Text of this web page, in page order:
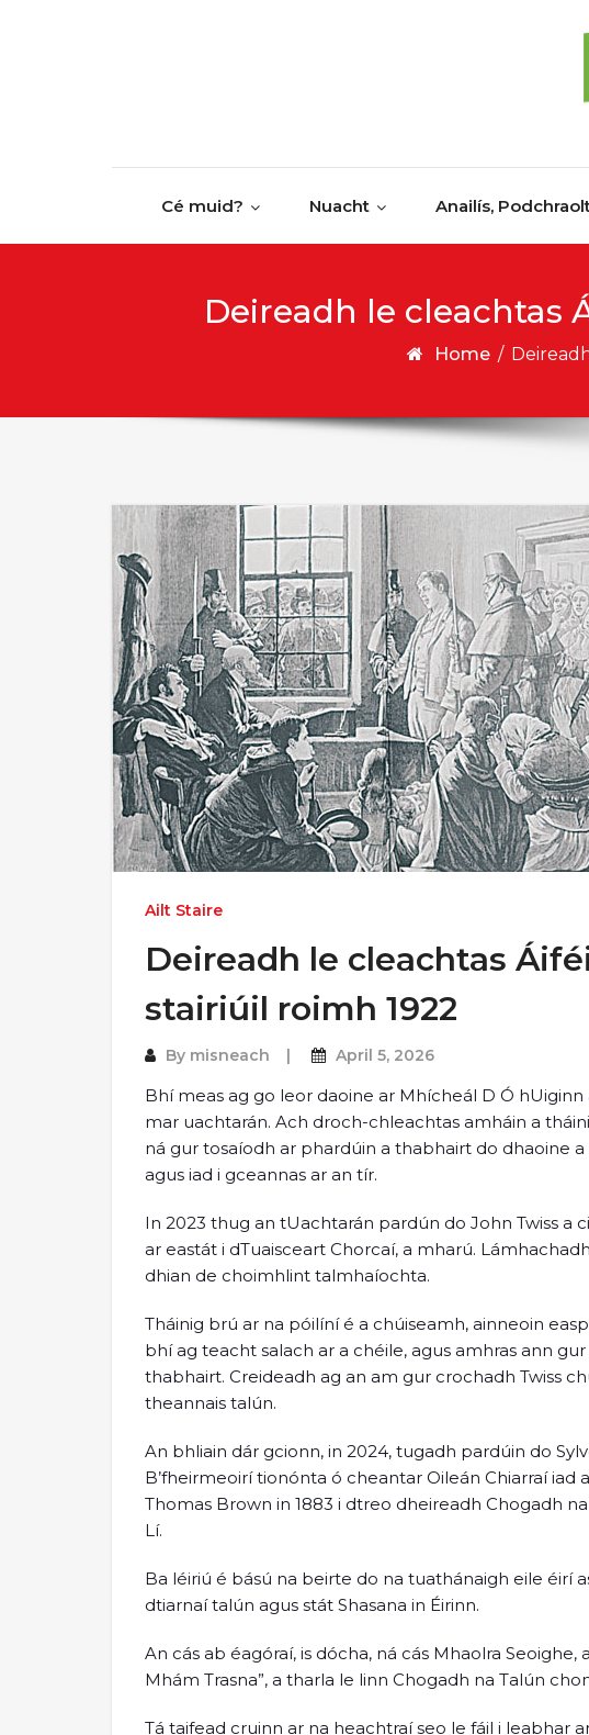
Cé muid? Nuacht Anailís,
Deireadh le cleachtas
Home /
Ailt Staire
Deireadh le cleachtas
stairiúil roimh 1922
By misneach April 5, 2026
Bhí meas ag go leor daoine ar Mhícheál D Ó
mar uachtarán. Ach droch-chleachtas amháin a
ná gur tosaíodh ar phardúin a thabhairt do dhaoine
agus iad i gceannas ar an tír.
In 2023 thug an tUachtarán pardún do John Twiss a
ar eastát i dTuaisceart Chorcaí, a mharú.
dhian de choimhlint talmhaíochta.
Tháinig brú ar na póilíní é a chúiseamh, ainneoin
bhí ag teacht salach ar a chéile, agus amhras ann
thabhairt. Creideadh ag an am gur crochadh Twiss
theannais talún.
An bhliain dár gcionn, in 2024, tugadh pardúin do
B’fheirmeoirí tionónta ó cheantar Oileán Chiarraí iad
Thomas Brown in 1883 i dtreo dheireadh Chogadh
Lí.
Ba léiriú é bású na beirte do na tuathánaigh eile éirí
dtiarnaí talún agus stát Shasana in Éirinn.
An cás ab éagóraí, is dócha, ná cás Mhaolra
Mhám Trasna”, a tharla le linn Chogadh na Talún
Tá taifead cruinn ar na heachtraí seo le fáil i leabhar